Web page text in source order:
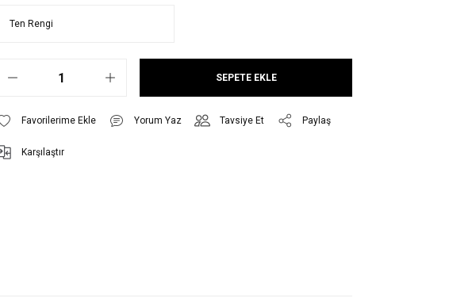
SEPETE EKLE
Yorum Yaz Tavsiye Et Paylaş
Karşılaştır